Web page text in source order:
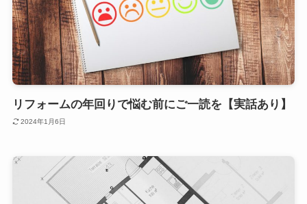
リフォームの年回りで悩む前にご一読を【実話あり】
2024年1月6日